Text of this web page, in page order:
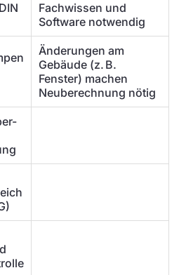
Fachwissen und
Software notwendig
Änderungen am
Gebäude (z. B.
Fenster) machen
Neuberechnung nötig